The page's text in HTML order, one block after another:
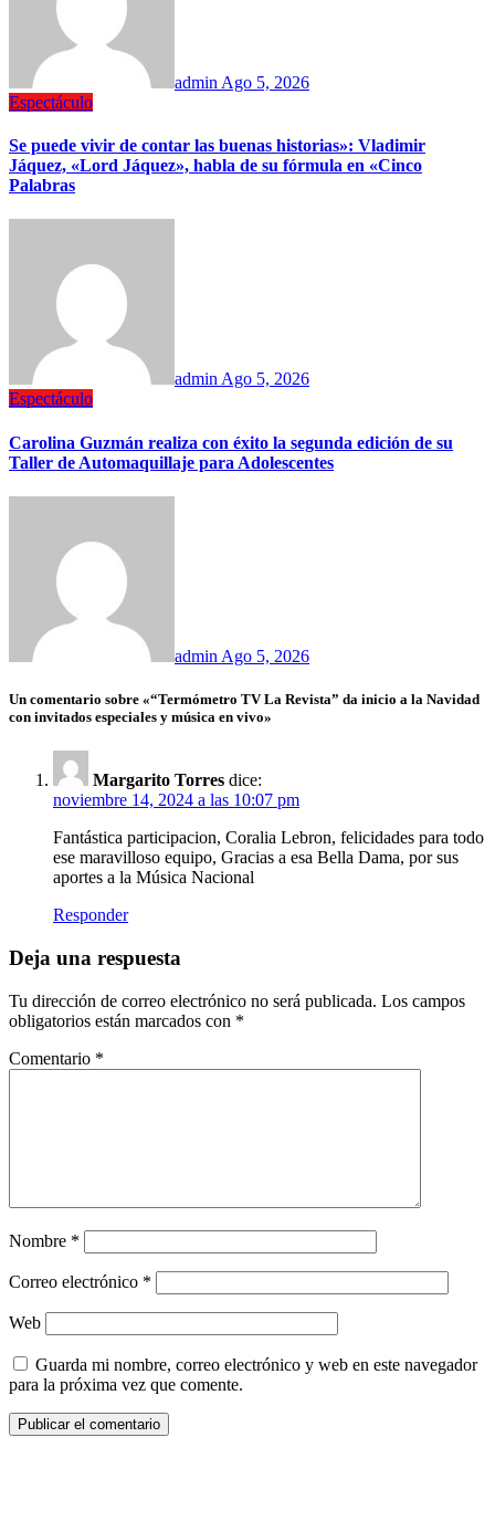
admin Ago 5, 2026
Espectáculo
Se puede vivir de contar las buenas historias»: Vladimir
Jáquez, «Lord Jáquez», habla de su fórmula en «Cinco
Palabras
adminAgo 5, 2026
Espectáculo
Carolina Guzmán realiza con éxito la segunda edición de su
Taller de Automaquillaje para Adolescentes
admin Ago 5, 2026
Un comentario sobre «“Termómetro TV La Revista” da inicio a la Navidad
con invitados especiales y música en vivo»
Margarito Torres dice:
noviembre 14, 2024 a las 10:07 pm
Fantástica participacion, Coralia Lebron, felicidades para todo
ese maravilloso equipo, Gracias a esa Bella Dama, por sus
aportes a la Música Nacional
Responder
Deja una respuesta
Tu dirección de correo electrónico no será publicada. Los campos
obligatorios están marcados con *
Comentario *
Nombre *
Correo electrónico *
Web
Guarda mi nombre, correo electrónico y web en este navegador
para la próxima vez que comente.